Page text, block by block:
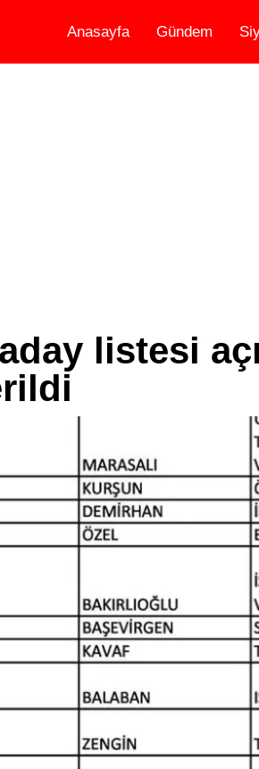
Anasayfa Gündem
listesi